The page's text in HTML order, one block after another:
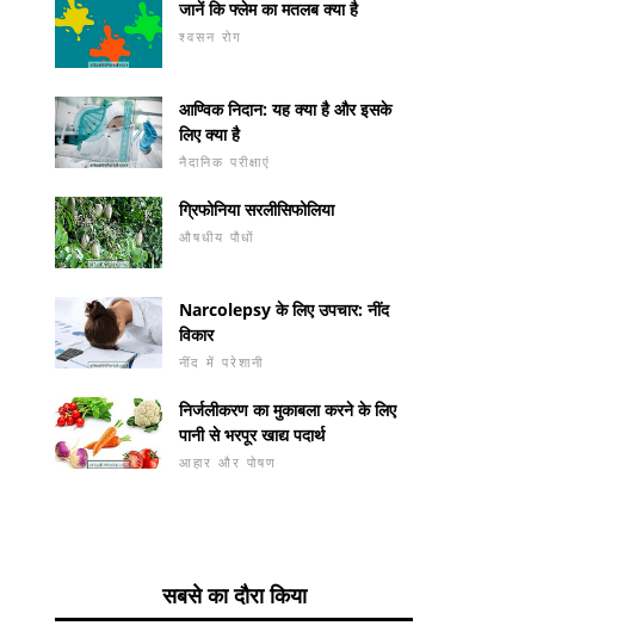
जानें कि फ्लेम का मतलब क्या है
श्वसन रोग
आण्विक निदान: यह क्या है और इसके
लिए क्या है
नैदानिक ​​परीक्षाएं
ग्रिफोनिया सरलीसिफोलिया
औषधीय पौधों
Narcolepsy के लिए उपचार: नींद
विकार
नींद में परेशानी
निर्जलीकरण का मुकाबला करने के लिए
पानी से भरपूर खाद्य पदार्थ
आहार और पोषण
सबसे का दौरा किया